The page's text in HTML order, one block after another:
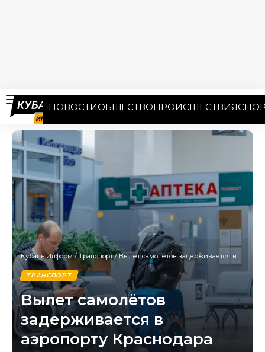
НОВОСТИОБЩЕСТВОПРОИСШЕСТВИЯ
Кубань Информ/Транспорт/Вылет самолётов задерживается в аэропорту Краснодара
ТРАНСПОРТ
Вылет самолётов
задерживается в
аэропорту Краснодара